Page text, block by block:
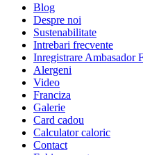
Blog
Despre noi
Sustenabilitate
Intrebari frecvente
Inregistrare Ambasador
Alergeni
Video
Franciza
Galerie
Card cadou
Calculator caloric
Contact